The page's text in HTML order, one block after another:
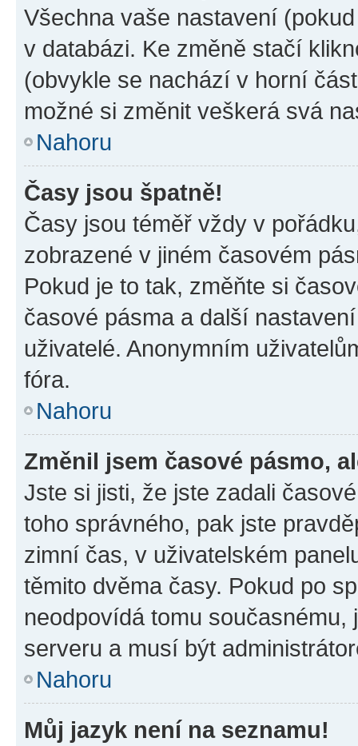
Všechna vaše nastavení
v databázi. Ke změně stačí
(obvykle se nachází v horní
možné si změnit veškerá svá
Nahoru
Časy jsou špatně!
Časy jsou téměř vždy v
zobrazené v jiném časovém
Pokud je to tak, změňte si
časové pásma a další
uživatelé. Anonymním
fóra.
Nahoru
Změnil jsem časové pásmo,
Jste si jisti, že jste zadali
toho správného, pak jste
zimní čas, v uživatelském
těmito dvěma časy. Pokud po
neodpovídá tomu
serveru a musí být
Nahoru
Můj jazyk není na seznamu!